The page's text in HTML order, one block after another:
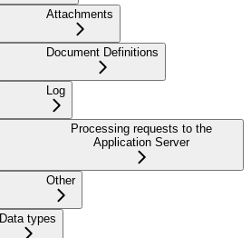
Attachments
Document Definitions
Log
Processing requests to the
Application Server
Other
Data types